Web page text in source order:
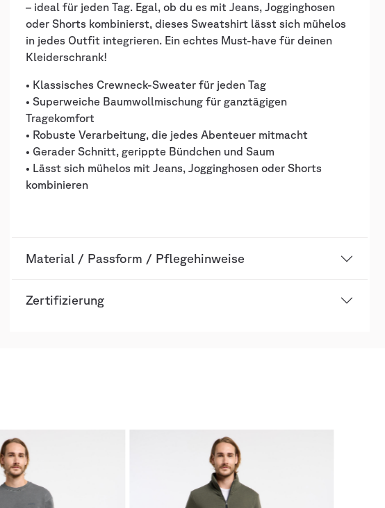
– ideal für jeden Tag. Egal, ob du es mit Jeans, Jogginghosen
oder Shorts kombinierst, dieses Sweatshirt lässt sich mühelos
in jedes Outfit integrieren. Ein echtes Must-have für deinen
Kleiderschrank!
• Klassisches Crewneck-Sweater für jeden Tag
• Superweiche Baumwollmischung für ganztägigen
Tragekomfort
• Robuste Verarbeitung, die jedes Abenteuer mitmacht
• Gerader Schnitt, gerippte Bündchen und Saum
• Lässt sich mühelos mit Jeans, Jogginghosen oder Shorts
kombinieren
Material / Passform / Pflegehinweise
Zertifizierung